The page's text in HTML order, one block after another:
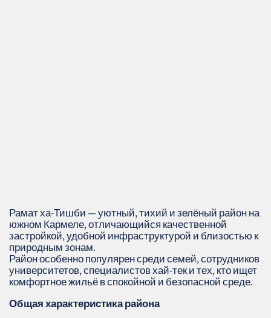
Рамат ха‑Тишби — уютный, тихий и зелёный район на
южном Кармеле, отличающийся качественной
застройкой, удобной инфраструктурой и близостью к
природным зонам.
Район особенно популярен среди семей, сотрудников
университетов, специалистов хай‑тек и тех, кто ищет
комфортное жильё в спокойной и безопасной среде.
Общая характеристика района